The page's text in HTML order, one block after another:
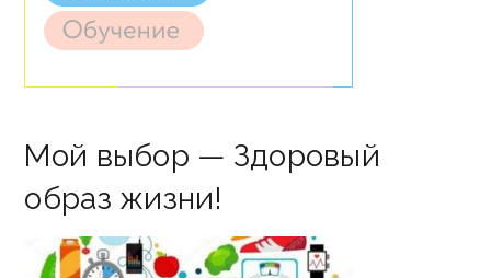
Мой выбор — Здоровый
образ жизни!